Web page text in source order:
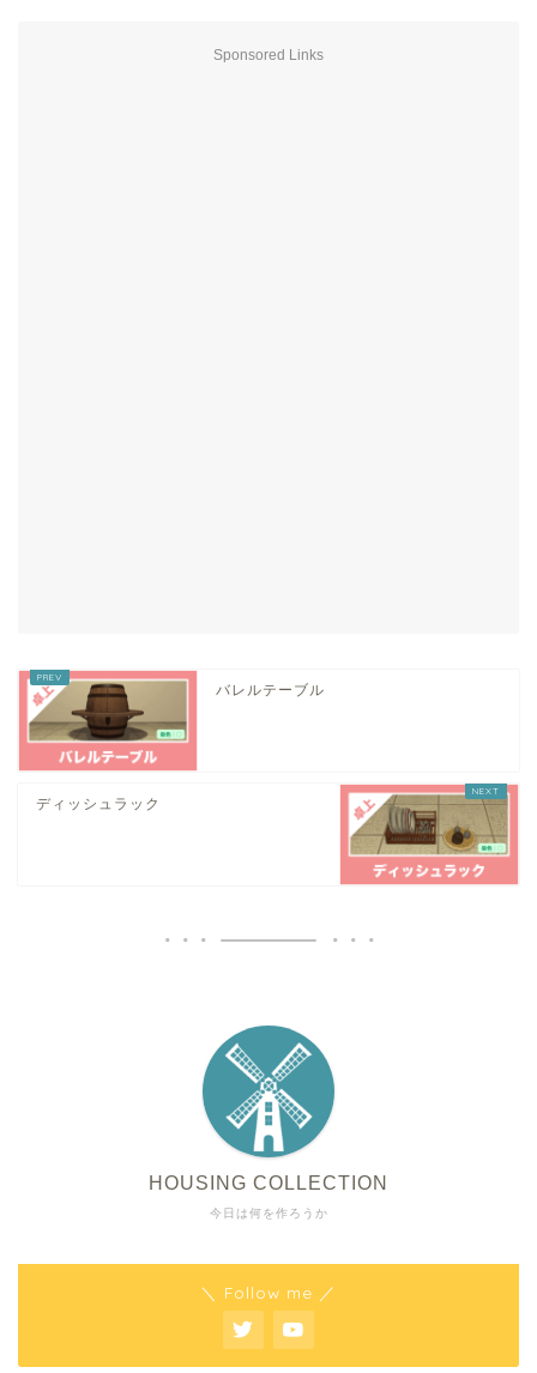
Sponsored Links
バレルテーブル
ディッシュラック
今日は何を作ろうか
HOUSING COLLECTION
＼ Follow me ／